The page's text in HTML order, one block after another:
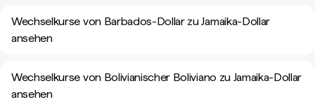
Wechselkurse von Barbados-Dollar zu Jamaika-Dollar
ansehen
Wechselkurse von Bolivianischer Boliviano zu Jamaika-Dollar
ansehen